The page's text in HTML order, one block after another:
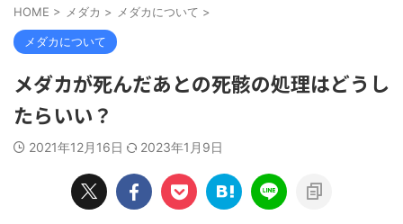
HOME > メダカ > メダカについて >
メダカについて
メダカが死んだあとの死骸の処理はどうし
たらいい？
2021年12月16日 2023年1月9日